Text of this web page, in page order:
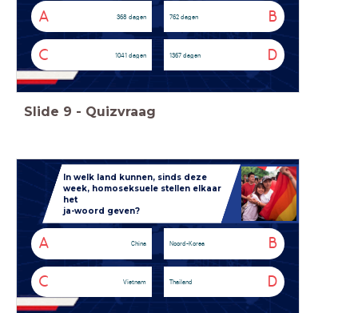
A 368 dagen B
762 dagen
C 1041 dagen D
1367 dagen
Slide 9 - Quizvraag
In welk land kunnen, sinds deze
week, homoseksuele stellen elkaar
het
ja-woord geven?
A China B
Noord-Korea
C Vietnam D
Thailand